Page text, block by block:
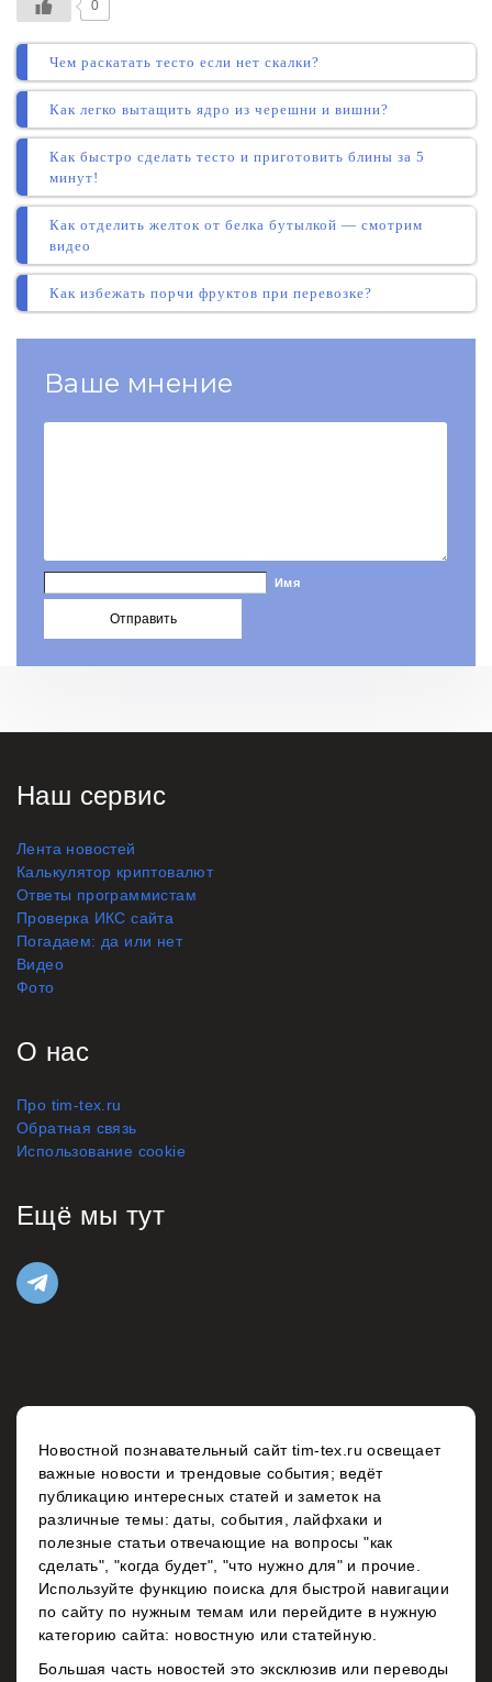
0
Чем раскатать тесто если нет скалки?
Как легко вытащить ядро из черешни и вишни?
Как быстро сделать тесто и приготовить блины за 5
минут!
Как отделить желток от белка бутылкой — смотрим
видео
Как избежать порчи фруктов при перевозке?
Ваше мнение
Имя
Наш сервис
Лента новостей
Калькулятор криптовалют
Ответы программистам
Проверка ИКС сайта
Погадаем: да или нет
Видео
Фото
О нас
Про tim-tex.ru
Обратная связь
Использование cookie
Ещё мы тут
Новостной познавательный сайт tim-tex.ru освещает
важные новости и трендовые события; ведёт
публикацию интересных статей и заметок на
различные темы: даты, события, лайфхаки и
полезные статьи отвечающие на вопросы "как
сделать", "когда будет", "что нужно для" и прочие.
Используйте функцию поиска для быстрой навигации
по сайту по нужным темам или перейдите в нужную
категорию сайта: новостную или статейную.
Большая часть новостей это эксклюзив или переводы